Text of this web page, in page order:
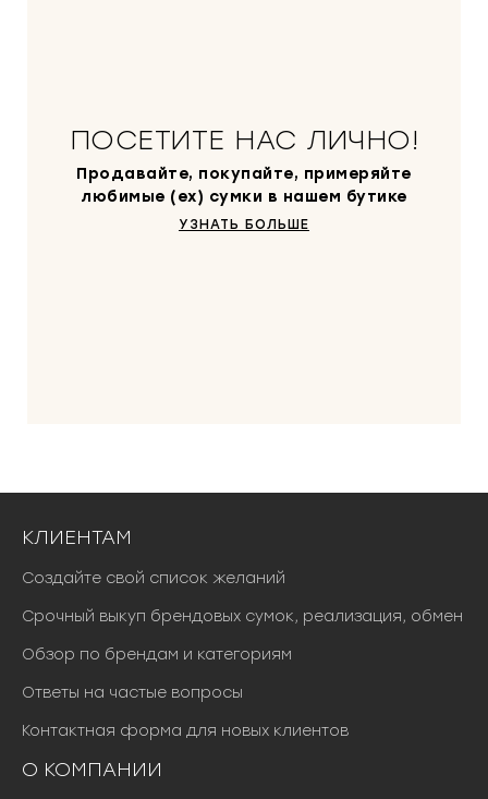
ПОСЕТИТЕ НАС ЛИЧНО!
Продавайте, покупайте, примеряйте
любимые (ex) сумки в нашем бутике
УЗНАТЬ БОЛЬШЕ
КЛИЕНТАМ
Создайте свой список желаний
Срочный выкуп брендовых сумок, реализация, обмен
Обзор по брендам и категориям
Ответы на частые вопросы
Контактная форма для новых клиентов
О КОМПАНИИ